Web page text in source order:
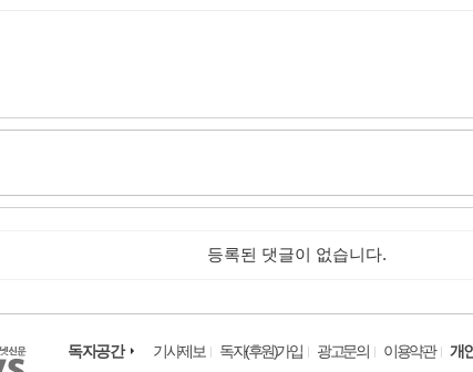
등록된 댓글이 없습니다.
독자공간 기사제보 독자(후원)가입 광고문의 이용약관 개